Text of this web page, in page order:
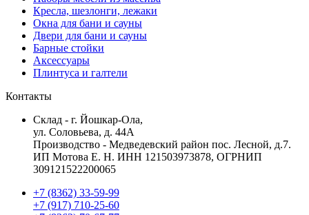
Кресла, шезлонги, лежаки
Окна для бани и сауны
Двери для бани и сауны
Барные стойки
Аксессуары
Плинтуса и галтели
Контакты
Склад - г. Йошкар-Ола,
ул. Соловьева, д. 44А
Производство - Медведевский район пос. Лесной, д.7.
ИП Мотова Е. Н. ИНН 121503973878, ОГРНИП
309121522200065
+7 (8362) 33-59-99
+7 (917) 710-25-60